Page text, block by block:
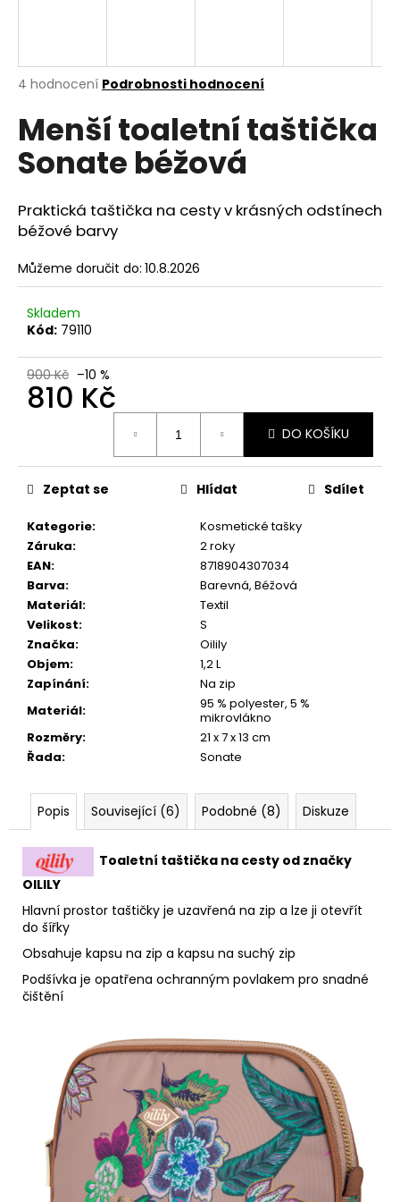
Průměrné
produktu
je
5,0
z
hvězdiček.
4 hodnocení Podrobnosti hodnocení
Menší toaletní taštička
Sonate béžová
Praktická taštička na cesty v krásných odstínech
béžové barvy
Můžeme doručit do: 10.8.2026
Skladem
Kód: 79110
900 Kč –10 %
810 Kč
DO KOŠÍKU
Kategorie:
Kosmetické tašky
Záruka:
2 roky
EAN:
8718904307034
Barva:
Barevná, Béžová
Materiál:
Textil
Velikost:
S
Značka:
Oilily
Objem:
1,2 L
Zapínání:
Na zip
Materiál:
95 % polyester, 5 %
mikrovlákno
Rozměry:
21 x 7 x 13 cm
Řada: Sonate
Zeptat se Hlídat Sdílet
Popis Související (6) Podobné (8) Diskuze
Toaletní taštička na cesty od značky
OILILY
Hlavní prostor taštičky je uzavřená na zip a lze ji otevřít
do šířky
Obsahuje kapsu na zip a kapsu na suchý zip
Podšívka je opatřena ochranným povlakem pro snadné
čištění
í
t
?
HLEDAT
D
o
p
r
u
e
m
e